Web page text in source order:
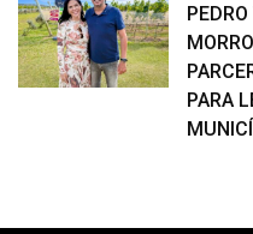
PARA